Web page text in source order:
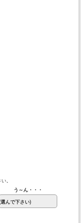
。
う～ん・・・